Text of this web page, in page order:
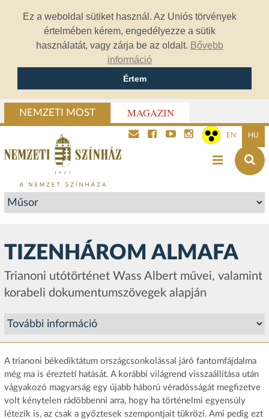
Ez a weboldal sütiket használ. Az Uniós törvények
értelmében kérem, engedélyezze a sütik
használatát, vagy zárja be az oldalt. Bővebb
információ
Értem
NEMZETI MOST MAGAZIN
EN HU
TIZENHÁROM ALMAFA
Trianoni utótörténet Wass Albert művei, valamint
korabeli dokumentumszövegek alapján
A trianoni békediktátum országcsonkolással járó fantomfájdalma
még ma is érezteti hatását. A korábbi világrend visszaállítása után
vágyakozó magyarság egy újabb háború véradósságát megfizetve
volt kénytelen rádöbbenni arra, hogy ha történelmi egyensúly
létezik is, az csak a győztesek szempontjait tükrözi. Ami pedig ezt